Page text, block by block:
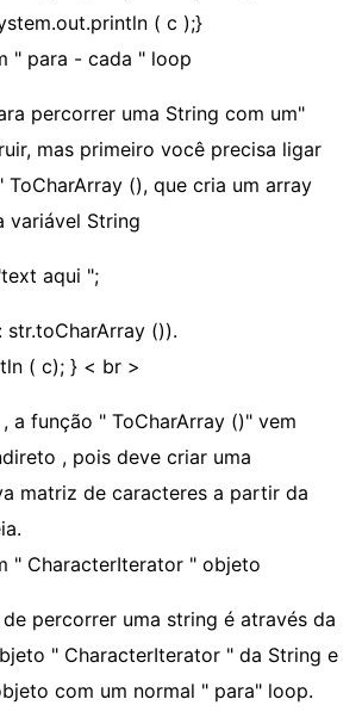
( c );}
" para - cada " loop
percorrer uma String com um"
mas primeiro você precisa ligar
ToCharArray (), que cria um array
variável String
aqui ";
str.toCharArray ()).
( c); } < br >
a função " ToCharArray ()" vem
, pois deve criar uma
matriz de caracteres a partir da
" CharacterIterator " objeto
percorrer uma string é através da
" CharacterIterator " da String e
com um normal " para" loop.